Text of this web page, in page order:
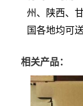
州、陕西、
国各地均可
相关产品：